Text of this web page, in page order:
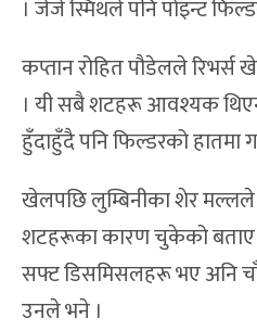
। जेजे स्मिथले पनि पोइन्ट
कप्तान रोहित पौडेलले
। यी सबै शटहरू आवश्यक
हुँदाहुँदै पनि फिल्डरको हातमा
खेलपछि लुम्बिनीका शेर मल्लले
शटहरूका कारण चुकेको बताए ।
सफ्ट डिसमिसलहरू भए अनि
उनले भने ।